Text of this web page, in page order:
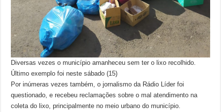
Diversas vezes o município amanheceu sem ter o lixo recolhido.
Último exemplo foi neste sábado (15)
Por inúmeras vezes também, o jornalismo da Rádio Líder foi
questionado, e recebeu reclamações sobre o mal atendimento na
coleta do lixo, principalmente no meio urbano do município.